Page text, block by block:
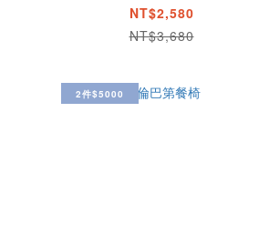
NT$2,580
NT$3,680
2件$5000